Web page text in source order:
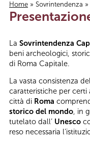
Tu sei qui
Home » Sovrintendenza
La Sovrintendenza
beni archeologici,
di Roma Capitale.
La vasta consistenza
caratteristiche per
città di Roma
storico del mondo, in
tutelato dall’ Unesco
reso necessaria